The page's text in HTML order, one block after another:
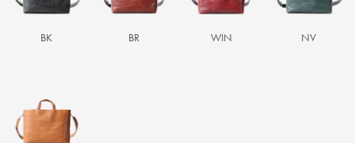
BK BR WIN NV